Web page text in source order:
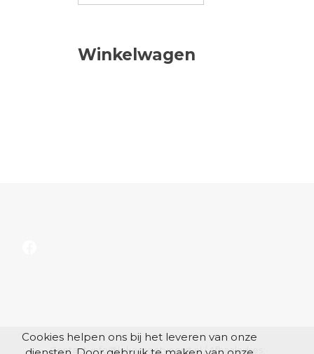
Winkelwagen
Contact: info@lokagrootvoorst.nl / Afhaaladres:
Cookies helpen ons bij het leveren van onze